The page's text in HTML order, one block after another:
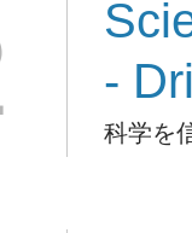
-
科学を